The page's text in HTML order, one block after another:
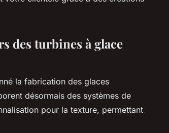
des turbines à glace
la fabrication des glaces
désormais des systèmes de
pour la texture, permettant